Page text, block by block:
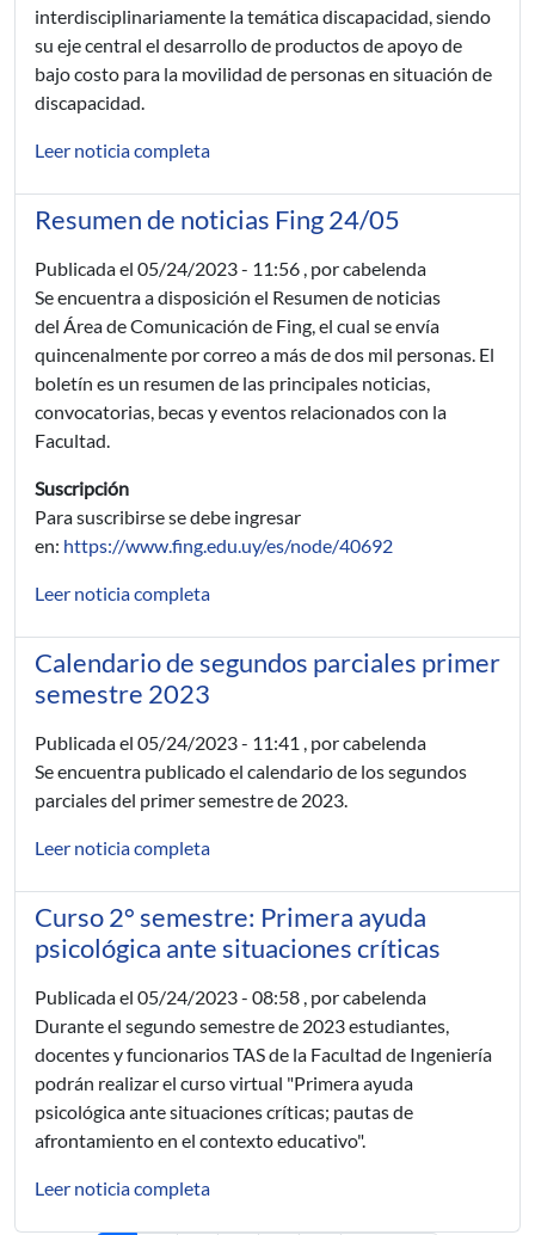
interdisciplinariamente la temática discapacidad, siendo
su eje central el desarrollo de productos de apoyo de
bajo costo para la movilidad de personas en situación de
discapacidad.
Leer noticia completa
Resumen de noticias Fing 24/05
Publicada el 05/24/2023 - 11:56 , por cabelenda
Se encuentra a disposición el Resumen de noticias
del Área de Comunicación de Fing, el cual se envía
quincenalmente por correo a más de dos mil personas. El
boletín es un resumen de las principales noticias,
convocatorias, becas y eventos relacionados con la
Facultad.
Suscripción
Para suscribirse se debe ingresar
en: https://www.fing.edu.uy/es/node/40692
Leer noticia completa
Calendario de segundos parciales primer
semestre 2023
Publicada el 05/24/2023 - 11:41 , por cabelenda
Se encuentra publicado el calendario de los segundos
parciales del primer semestre de 2023.
Leer noticia completa
Curso 2° semestre: Primera ayuda
psicológica ante situaciones críticas
Publicada el 05/24/2023 - 08:58 , por cabelenda
Durante el segundo semestre de 2023 estudiantes,
docentes y funcionarios TAS de la Facultad de Ingeniería
podrán realizar el curso virtual "Primera ayuda
psicológica ante situaciones críticas; pautas de
afrontamiento en el contexto educativo".
Leer noticia completa